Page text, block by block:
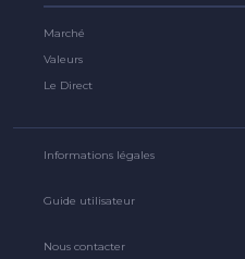
Marché
Valeurs
Le Direct
Informations légales
Guide utilisateur
Nous contacter